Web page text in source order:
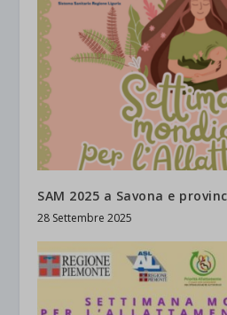
SAM 2025 a Savona e
28 Settembre 2025